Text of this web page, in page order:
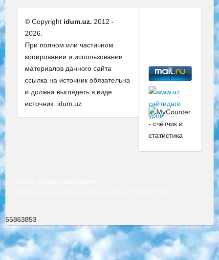
© Copyright idum.uz. 2012 -
2026.
При полном или частичном
копировании и использовании
материалов данного сайта
ссылка на источник обязательна
и должна выглядеть в виде
источник: idum.uz
55863853